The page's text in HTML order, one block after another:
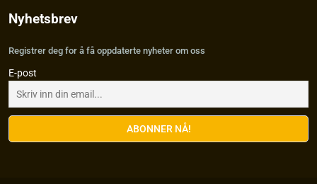
Nyhetsbrev
Registrer deg for å få oppdaterte nyheter om oss
E-post